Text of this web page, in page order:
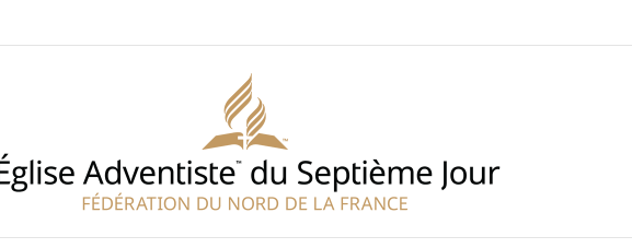
NOTRE ÉQUIPE